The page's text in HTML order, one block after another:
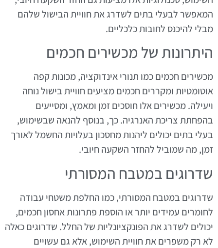
המאפשר לבעלי בתים לשדרג את חוויית הבישול שלהם
מבלי להיכנס לחובות כלכליים.
היתרונות של מכשירים חכמים
מכשירים חכמים כמו תנורי אינדוקציה, מכונות קפה
אוטומטיות ומקררים חכמים מציעים חוויית בישול נוחה
ויעילה. מכשירים אלו חוסכים זמן ומאמץ, ומסייעים
בהפחתת צריכת האנרגיה. כך, בנוסף להנאה שבשימוש,
בעלי בתים יכולים ליהנות מחסכון בעלויות החשמל לאורך
זמן, מה שמוביל להחזר השקעה חיובי.
שדרוגים במטבח המסורתי
שדרוגים במטבח המסורתי, כמו החלפת משטחי עבודה
לחומרים עמידים יותר או הוספת פתרונות אחסון חכמים,
יכולים לשדרג את הפונקציונליות של החלל. שדרוגים כאלה
לא רק משפרים את חוויית השימוש, אלא גם עשויים